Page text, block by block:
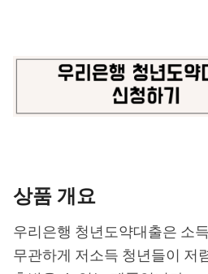
상품 개요
우리은행 청년도약대출은 소
무관하게 저소득 청년들이 저